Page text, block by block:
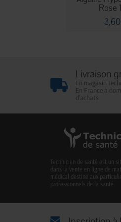
Rose
Livraison
En magasin
En France à
d'achats
Technicien de santé est un
dans la vente en ligne de
médical destiné aux
professionnels de la santé.